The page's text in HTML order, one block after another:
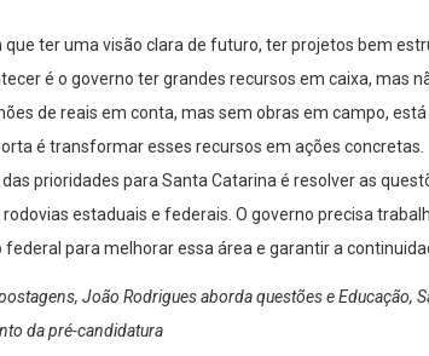
que ter uma visão clara de futuro, ter projetos bem
é o governo ter grandes recursos em caixa, mas
de reais em conta, mas sem obras em campo,
é transformar esses recursos em ações concretas.
prioridades para Santa Catarina é resolver as
estaduais e federais. O governo precisa
federal para melhorar essa área e garantir a
João Rodrigues aborda questões e Educação,
da pré-candidatura